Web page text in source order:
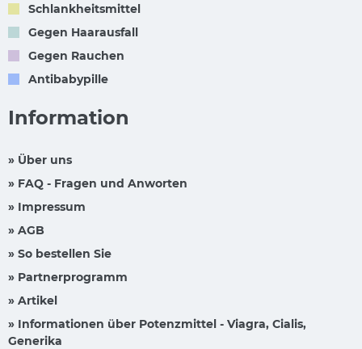
Schlankheitsmittel
Gegen Haarausfall
Gegen Rauchen
Antibabypille
Information
» Über uns
» FAQ - Fragen und Anworten
» Impressum
» AGB
» So bestellen Sie
» Partnerprogramm
» Artikel
» Informationen über Potenzmittel - Viagra, Cialis,
Generika